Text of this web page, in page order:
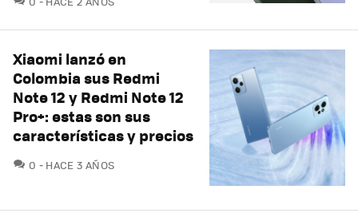
Xiaomi lanzó en
Colombia sus Redmi
Note 12 y Redmi Note 12
Pro+: estas son sus
características y precios
0 COMENTARIOS
HACE 3 AÑOS